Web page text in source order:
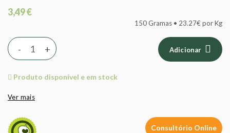
3,49 €
150 Gramas • 23.27€ por Kg
+
- Adicionar
Produto disponível e em stock
Ver mais
Consultório Online